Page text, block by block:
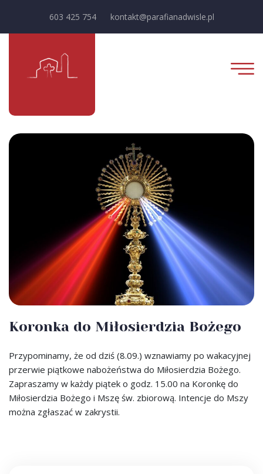
603 425 754 kontakt@parafianadwisle.pl
Koronka do Miłosierdzia Bożego
Przypominamy, że od dziś (8.09.) wznawiamy po wakacyjnej
przerwie piątkowe nabożeństwa do Miłosierdzia Bożego.
Zapraszamy w każdy piątek o godz. 15.00 na Koronkę do
Miłosierdzia Bożego i Mszę św. zbiorową. Intencje do Mszy
można zgłaszać w zakrystii.